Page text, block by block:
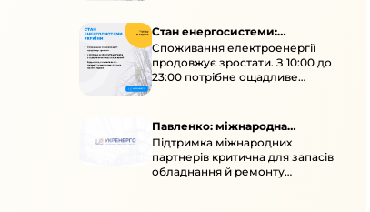
електроприладами 10:00–23:00.
Стан енергосистеми:
споживання зростає
Споживання електроенергії
продовжує зростати. З 10:00 до
23:00 потрібне ощадливе
енергоспоживання, а
перенести на нічні години.
Павленко: міжнародна
підтримка для стійкості
енергосистеми
Підтримка міжнародних
партнерів критична для запасів
обладнання й ремонту